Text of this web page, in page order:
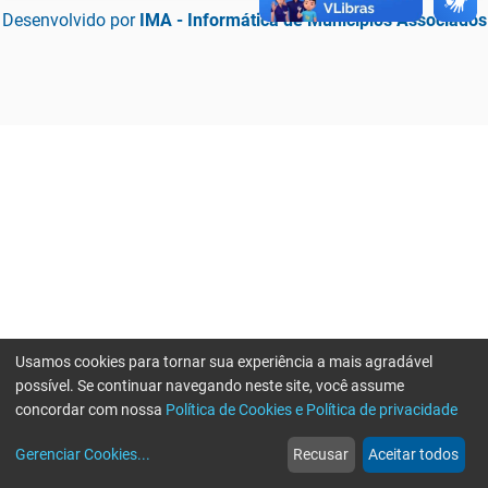
Desenvolvido por IMA - Informática de Municípios Associados
web
Notícias
more_horiz
Mais
Usamos cookies para tornar sua experiência a mais agradável
possível. Se continuar navegando neste site, você assume
concordar com nossa Política de Cookies e Política de privacidade
Gerenciar Cookies... Recusar Aceitar todos
Erro ao enviar informações, por favor tente novamente